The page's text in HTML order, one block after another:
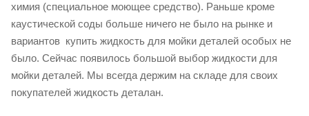
химия (специальное моющее средство). Раньше кроме
каустической соды больше ничего не было на рынке и
вариантов купить жидкость для мойки деталей особых не
было. Сейчас появилось большой выбор жидкости для
мойки деталей. Мы всегда держим на складе для своих
покупателей жидкость деталан.